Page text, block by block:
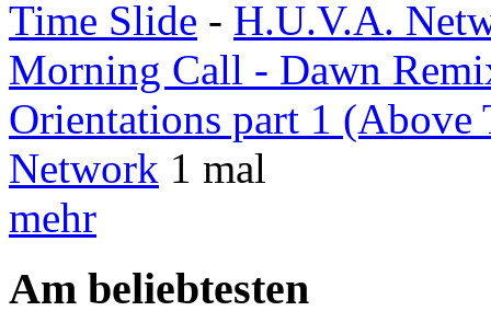
Time Slide - H.U.V.A.
Morning Call - Dawn
Orientations part 1 (Above
Network 1 mal
mehr
Am beliebtesten